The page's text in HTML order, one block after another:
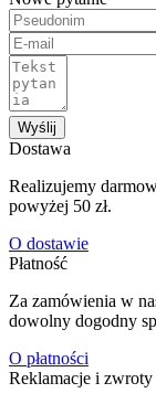
Wyślij
Dostawa
Realizujemy
powyżej 50 zł.
O dostawie
Płatność
Za zamówienia w
dowolny dogodny
O płatności
Reklamacje i zwroty